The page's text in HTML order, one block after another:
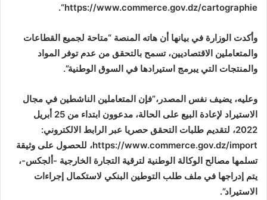
https://www.commerce.gov.dz/cartographie
“.
وأكدت الوزارة في بيانها أن هاته المنصة “متاحة لجميع القطاعات
والمتعاملين الاقتصاديين، تسمح بالتحقق من عدم توفر المواد
والمنتجات التي يبرمج استيرادها في السوق الوطنية”.
وعليه، يضيف نفس المصدر،”فإن المتعاملين الناشطين في مجال
الاستيراد لإعادة البيع على الحالة، مدعوون ابتداء من 25 أبريل
2022، لتقديم طلبات التحقق حصريا عبر الرابط الالكتروني:
https://www.commerce.gov.dz/import، للحصول على وثيقة
تسلمها مصالح الوكالة الوطنية لترقية التجارة الخارجية -ألجكس-،
يتم إدراجها في ملف طلب التوطين البنكي لاستكمال إجراءات
الاستيراد”.